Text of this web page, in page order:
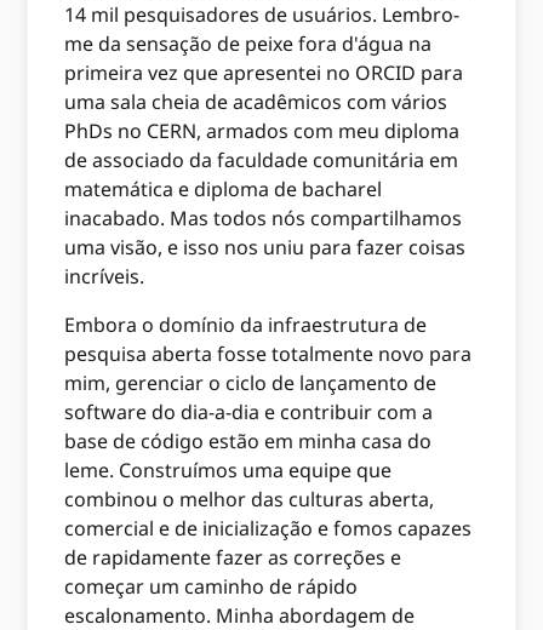
14 mil pesquisadores de usuários. Lembro-
me da sensação de peixe fora d'água na
primeira vez que apresentei no ORCID para
uma sala cheia de acadêmicos com vários
PhDs no CERN, armados com meu diploma
de associado da faculdade comunitária em
matemática e diploma de bacharel
inacabado. Mas todos nós compartilhamos
uma visão, e isso nos uniu para fazer coisas
incríveis.
Embora o domínio da infraestrutura de
pesquisa aberta fosse totalmente novo para
mim, gerenciar o ciclo de lançamento de
software do dia-a-dia e contribuir com a
base de código estão em minha casa do
leme. Construímos uma equipe que
combinou o melhor das culturas aberta,
comercial e de inicialização e fomos capazes
de rapidamente fazer as correções e
começar um caminho de rápido
escalonamento. Minha abordagem de